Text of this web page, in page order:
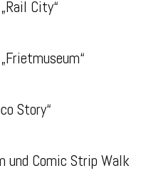
City“
Story“
und Comic Strip Walk